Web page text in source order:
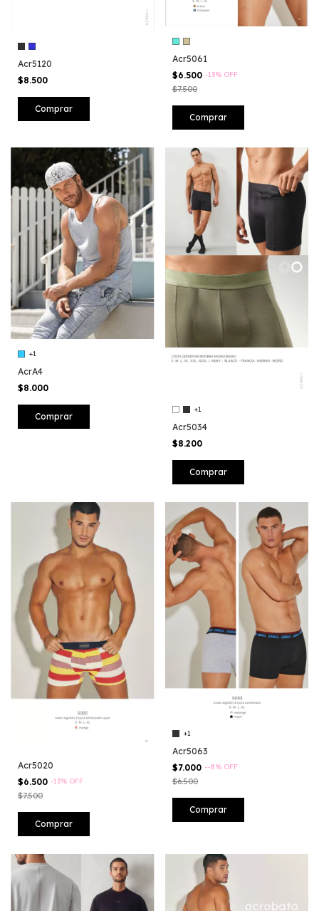
Acr5120
$8.500
Comprar
Acr5061
$6.500 -13% OFF
$7.500
Comprar
+1
AcrA4
$8.000
Comprar
+1
Acr5034
$8.200
Comprar
Acr5020
$6.500 -13% OFF
$7.500
Comprar
+1
Acr5063
$7.000 --8% OFF
$6.500
Comprar